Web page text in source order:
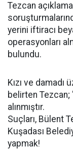
Tezcan
yerini iftiracı
operasyonları
bulundu.
Kızı ve damadı
belirten
alınmıştır.
Suçları, Bülent
Kuşadası
yapmak!